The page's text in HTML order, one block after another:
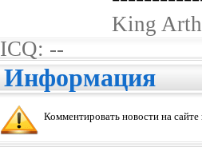
King
ICQ: --
Информация
Комментировать новости на